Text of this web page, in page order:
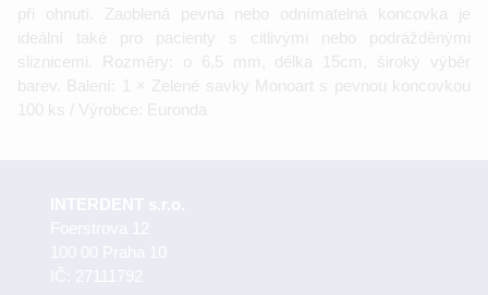
při ohnutí. Zaoblená pevná nebo odnímatelná koncovka je
ideální také pro pacienty s citlivými nebo podrážděnými
sliznicemi. Rozměry: o 6,5 mm, délka 15cm, široký výběr
barev. Balení: 1 × Zelené savky Monoart s pevnou koncovkou
100 ks / Výrobce: Euronda